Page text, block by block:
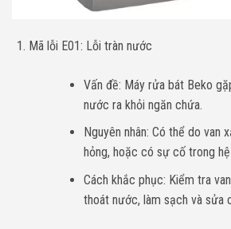
Mã lỗi E01: Lỗi tràn nước
Vấn đề: Máy rửa bát Beko
nước ra khỏi ngăn chứa.
Nguyên nhân: Có thể do van
hỏng, hoặc có sự cố trong
Cách khắc phục: Kiểm tra
thoát nước, làm sạch và sửa